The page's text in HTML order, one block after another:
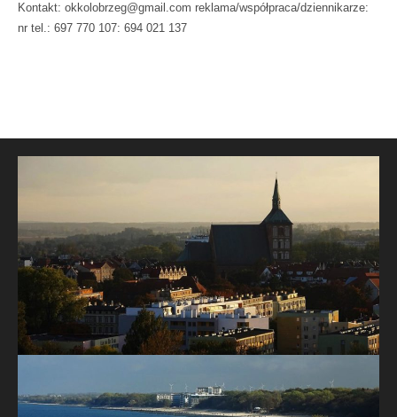
Kontakt: okkolobrzeg@gmail.com reklama/współpraca/dziennikarze:
nr tel.: 697 770 107: 694 021 137